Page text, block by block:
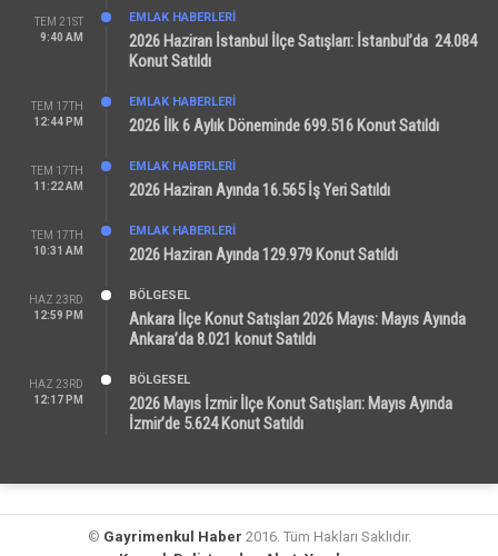
TEM 21ST
9:40 AM
EMLAK HABERLERI
2026 Haziran İstanbul İlçe Satışları: İstanbul’da 24.084
Konut Satıldı
TEM 17TH
12:44 PM
EMLAK HABERLERI
2026 İlk 6 Aylık Döneminde 699.516 Konut Satıldı
TEM 17TH
11:22 AM
EMLAK HABERLERI
2026 Haziran Ayında 16.565 İş Yeri Satıldı
TEM 17TH
10:31 AM
EMLAK HABERLERI
2026 Haziran Ayında 129.979 Konut Satıldı
HAZ 23RD
12:59 PM
BÖLGESEL
Ankara İlçe Konut Satışları 2026 Mayıs: Mayıs Ayında
Ankara’da 8.021 konut Satıldı
HAZ 23RD
12:17 PM
BÖLGESEL
2026 Mayıs İzmir İlçe Konut Satışları: Mayıs Ayında
İzmir’de 5.624 Konut Satıldı
© Gayrimenkul Haber 2016. Tüm Hakları Saklıdır.